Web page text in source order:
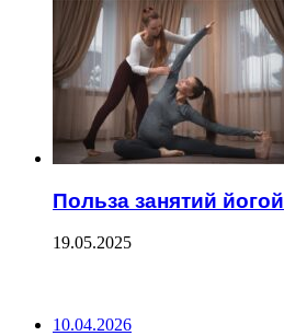
Польза занятий йогой
19.05.2025
10.04.2026